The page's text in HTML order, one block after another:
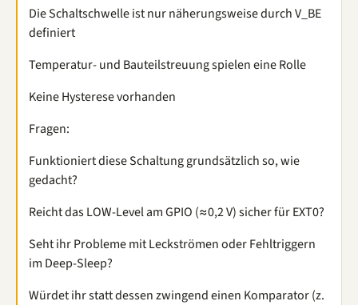
Die Schaltschwelle ist nur näherungsweise durch V_BE
definiert
Temperatur- und Bauteilstreuung spielen eine Rolle
Keine Hysterese vorhanden
Fragen:
Funktioniert diese Schaltung grundsätzlich so, wie
gedacht?
Reicht das LOW-Level am GPIO (≈0,2 V) sicher für EXT0?
Seht ihr Probleme mit Leckströmen oder Fehltriggern
im Deep-Sleep?
Würdet ihr statt dessen zwingend einen Komparator (z.